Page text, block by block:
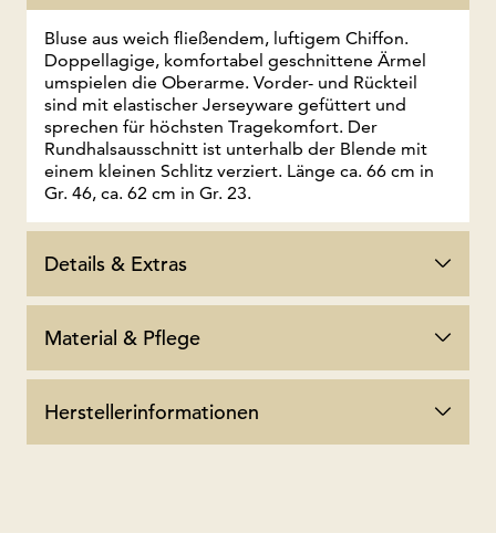
Bluse aus weich fließendem, luftigem Chiffon.
Doppellagige, komfortabel geschnittene Ärmel
umspielen die Oberarme. Vorder- und Rückteil
sind mit elastischer Jerseyware gefüttert und
sprechen für höchsten Tragekomfort. Der
Rundhalsausschnitt ist unterhalb der Blende mit
einem kleinen Schlitz verziert. Länge ca. 66 cm in
Gr. 46, ca. 62 cm in Gr. 23.
Details & Extras
Material & Pflege
Herstellerinformationen